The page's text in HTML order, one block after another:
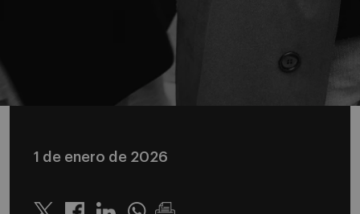
1 de enero de 2026